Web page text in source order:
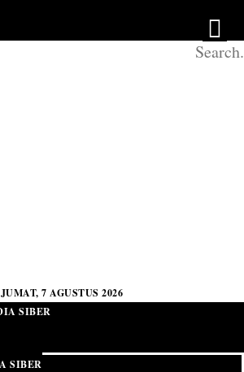
JUMAT, 7 AGUSTUS 2026
SIBER
SIBER